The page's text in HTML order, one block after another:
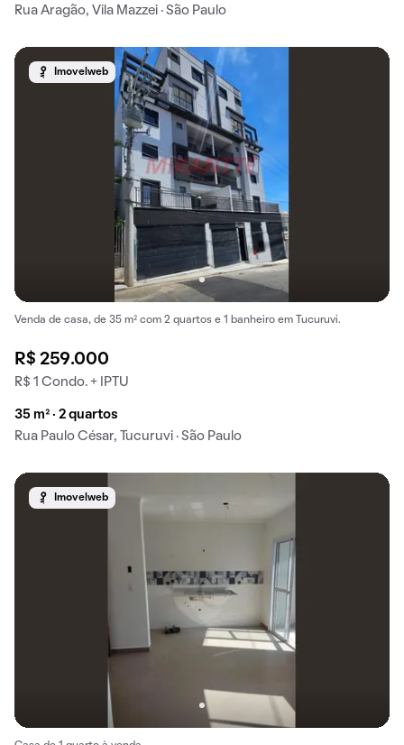
Rua Aragão, Vila Mazzei · São Paulo
Imovelweb
Venda de casa, de 35 m² com 2 quartos e 1 banheiro em Tucuruvi.
R$ 259.000
R$ 1 Condo. + IPTU
35 m² · 2 quartos
Rua Paulo César, Tucuruvi · São Paulo
Imovelweb